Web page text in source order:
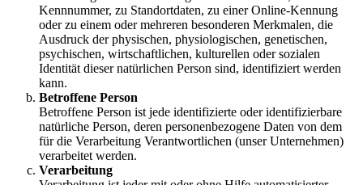
Kennnummer, zu Standortdaten, zu einer Online-Kennung
oder zu einem oder mehreren besonderen Merkmalen, die
Ausdruck der physischen, physiologischen, genetischen,
psychischen, wirtschaftlichen, kulturellen oder sozialen
Identität dieser natürlichen Person sind, identifiziert werden
kann.
Betroffene Person
Betroffene Person ist jede identifizierte oder identifizierbare
natürliche Person, deren personenbezogene Daten von dem
für die Verarbeitung Verantwortlichen (unser Unternehmen)
verarbeitet werden.
Verarbeitung